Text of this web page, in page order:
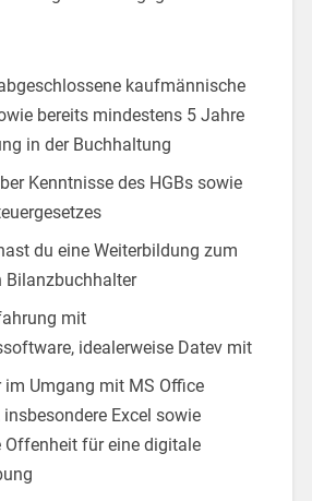
kaufmännische
bereits mindestens 5 Jahre
in der Buchhaltung
Kenntnisse des HGBs sowie
du eine Weiterbildung zum
Bilanzbuchhalter
mit
idealerweise Datev mit
im Umgang mit MS Office
Excel sowie
Offenheit für eine digitale